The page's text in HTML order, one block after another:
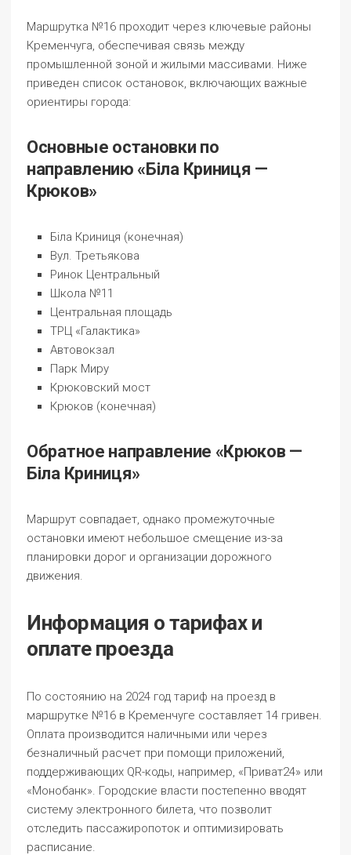
Маршрутка №16 проходит через ключевые районы
Кременчуга, обеспечивая связь между
промышленной зоной и жилыми массивами. Ниже
приведен список остановок, включающих важные
ориентиры города:
Основные остановки по
направлению «Біла Криниця —
Крюков»
Біла Криниця (конечная)
Вул. Третьякова
Ринок Центральный
Школа №11
Центральная площадь
ТРЦ «Галактика»
Автовокзал
Парк Миру
Крюковский мост
Крюков (конечная)
Обратное направление «Крюков —
Біла Криниця»
Маршрут совпадает, однако промежуточные
остановки имеют небольшое смещение из-за
планировки дорог и организации дорожного
движения.
Информация о тарифах и
оплате проезда
По состоянию на 2024 год тариф на проезд в
маршрутке №16 в Кременчуге составляет 14 гривен.
Оплата производится наличными или через
безналичный расчет при помощи приложений,
поддерживающих QR-коды, например, «Приват24» или
«Монобанк». Городские власти постепенно вводят
систему электронного билета, что позволит
отследить пассажиропоток и оптимизировать
расписание.